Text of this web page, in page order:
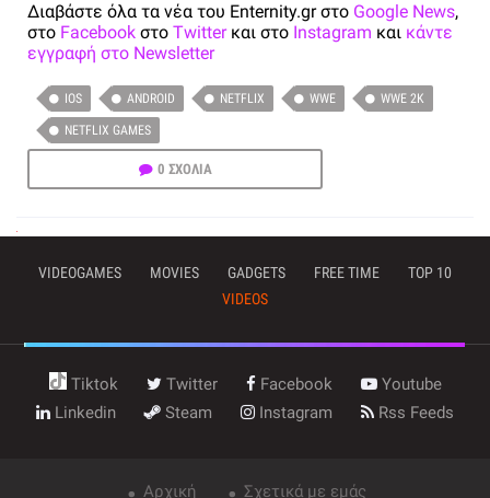
Διαβάστε όλα τα νέα του Enternity.gr στο Google News,
στο Facebook στο Twitterκαι στο Instagram και κάντε
εγγραφή στο Newsletter
IOS ANDROID NETFLIX WWE WWE 2K
NETFLIX GAMES
0 ΣΧΟΛΙΑ
VIDEOGAMES MOVIES GADGETS FREE TIME
TOP 10
VIDEOS
Tiktok Twitter Facebook
Youtube
Linkedin
Steam Instagram Rss Feeds
Αρχική Σχετικά με εμάς